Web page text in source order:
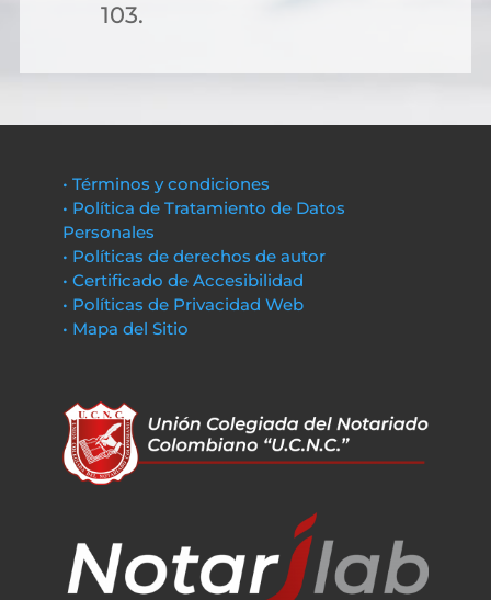
103.
• Términos y condiciones
• Política de Tratamiento de Datos
Personales
• Políticas de derechos de autor
• Certificado de Accesibilidad
• Políticas de Privacidad Web
• Mapa del Sitio